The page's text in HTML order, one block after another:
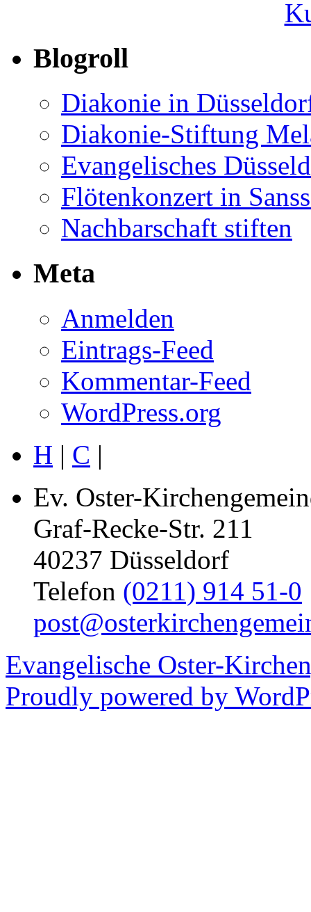
Blogroll
Diakonie in
Diakonie-Stiftung
Evangelisches
Flötenkonzert in
Nachbarschaft stiften
Meta
Anmelden
Eintrags-Feed
Kommentar-Feed
WordPress.org
H | C |
Ev. Oster-
Graf-Recke-Str. 211
40237 Düsseldorf
Telefon (0211) 914 51-0
Evangelische Oster-
Proudly powered by